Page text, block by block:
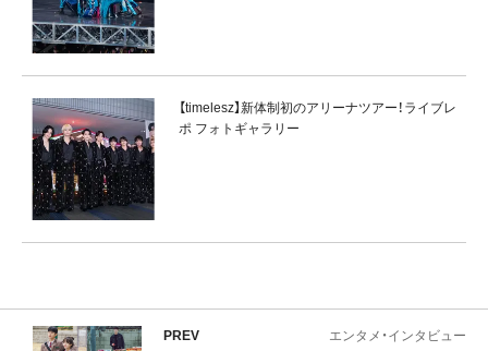
【timelesz】新体制初のアリーナツアー！ライブレ
ポ フォトギャラリー
PREV エンタメ・インタビュー